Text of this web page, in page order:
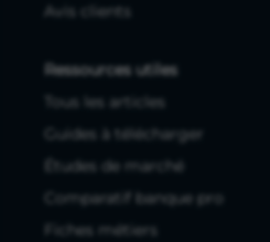
Avis clients
Ressources utiles
Tous les articles
Guides à télécharger
Études de marché
Comparatif banque pro
Fiches métiers